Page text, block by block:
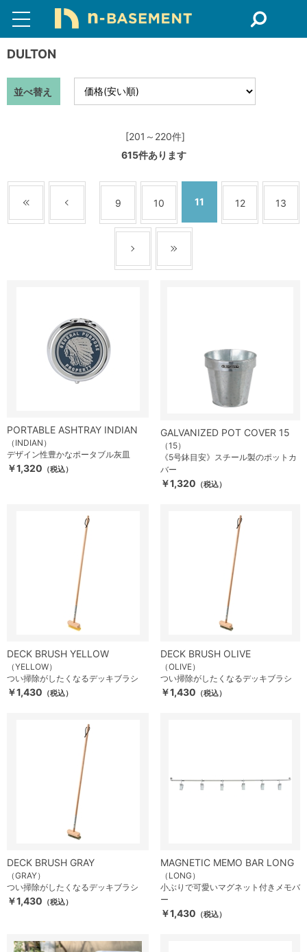
DULTON
並べ替え
[201～220件]
615件あります
9 10 11 12 13
PORTABLE ASHTRAY INDIAN
（INDIAN）
デザイン性豊かなポータブル灰皿
￥1,320 （税込）
GALVANIZED POT COVER 15
（15）
《5号鉢目安》スチール製のポットカ
バー
￥1,320 （税込）
DECK BRUSH YELLOW
（YELLOW）
つい掃除がしたくなるデッキブラシ
￥1,430 （税込）
DECK BRUSH OLIVE
（OLIVE）
つい掃除がしたくなるデッキブラシ
￥1,430 （税込）
DECK BRUSH GRAY
（GRAY）
つい掃除がしたくなるデッキブラシ
￥1,430 （税込）
MAGNETIC MEMO BAR LONG
（LONG）
小ぶりで可愛いマグネット付きメモバ
ー
￥1,430 （税込）